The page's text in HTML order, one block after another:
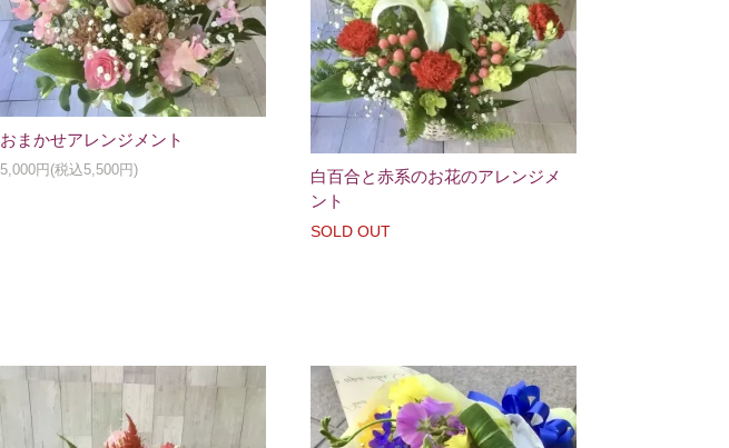
おまかせアレンジメント
5,000円(税込5,500円)
白百合と赤系のお花のアレンジメ
ント
SOLD OUT